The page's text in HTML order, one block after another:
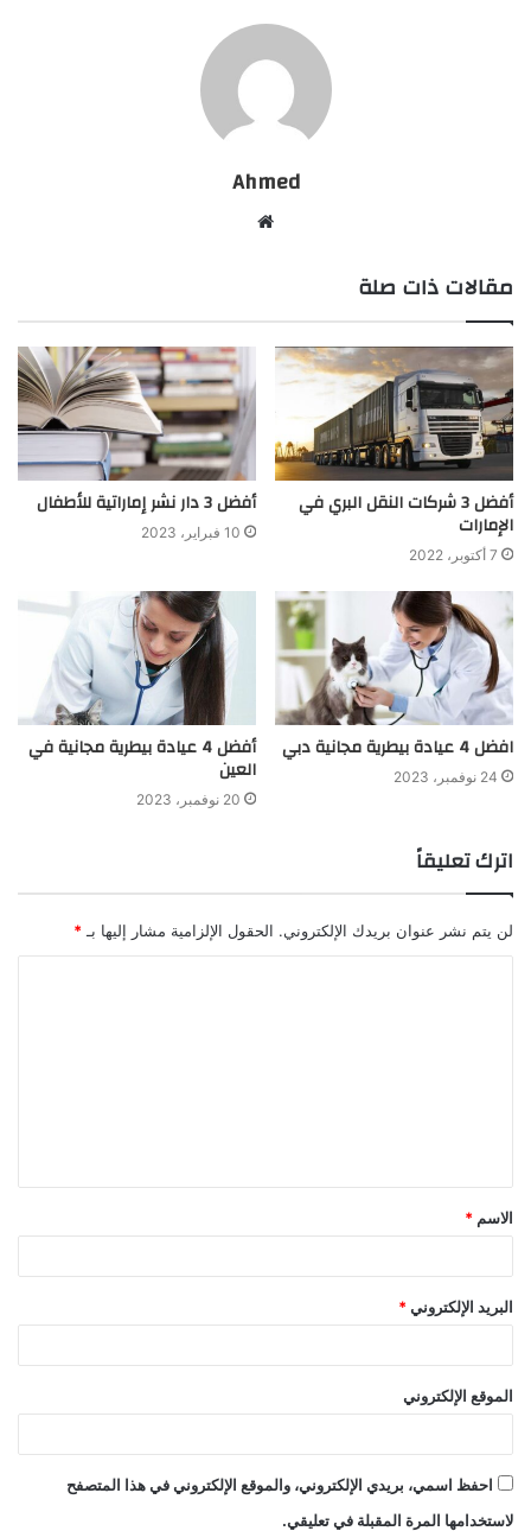
Ahmed
مقالات ذات صلة
أفضل 3 شركات النقل البري في
الإمارات
7 أكتوبر، 2022
أفضل 3 دار نشر إماراتية للأطفال
10 فبراير، 2023
افضل 4 عيادة بيطرية مجانية دبي
24 نوفمبر، 2023
أفضل 4 عيادة بيطرية مجانية في
العين
20 نوفمبر، 2023
اترك تعليقاً
لن يتم نشر عنوان بريدك الإلكتروني. الحقول الإلزامية مشار إليها بـ *
الاسم *
البريد الإلكتروني *
الموقع الإلكتروني
احفظ اسمي، بريدي الإلكتروني، والموقع الإلكتروني في هذا المتصفح
لاستخدامها المرة المقبلة في تعليقي.